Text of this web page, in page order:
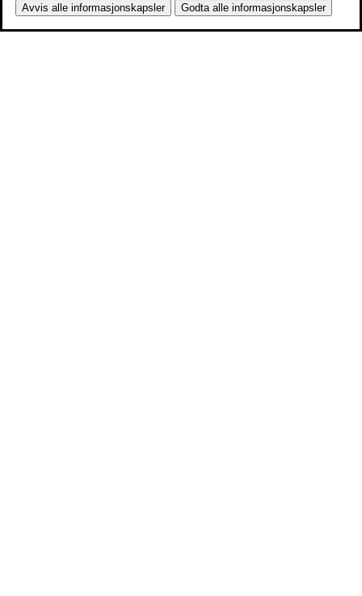
Avvis alle informasjonskapsler
Godta alle informasjonskapsler